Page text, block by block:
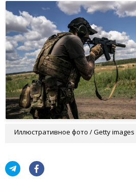
Иллюстративное фото / Getty images